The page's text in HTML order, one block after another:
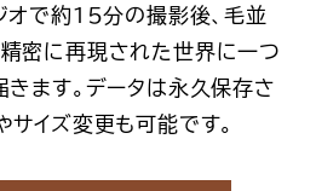
オで約15分の撮影後、毛並
密に再現された世界に一つ
きます。データは永久保存さ
イズ変更も可能です。